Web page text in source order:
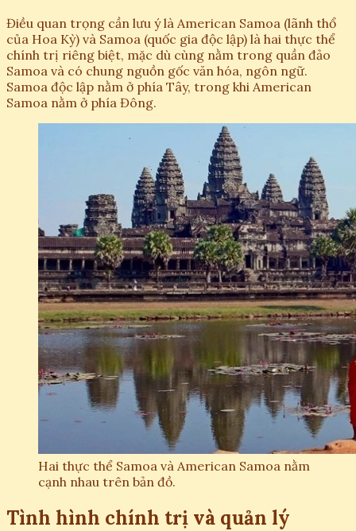
Điều quan trọng cần lưu ý là American Samoa (lãnh thổ
của Hoa Kỳ) và Samoa (quốc gia độc lập) là hai thực thể
chính trị riêng biệt, mặc dù cùng nằm trong quần đảo
Samoa và có chung nguồn gốc văn hóa, ngôn ngữ.
Samoa độc lập nằm ở phía Tây, trong khi American
Samoa nằm ở phía Đông.
Hai thực thể Samoa và American Samoa nằm
cạnh nhau trên bản đồ.
Tình hình chính trị và quản lý